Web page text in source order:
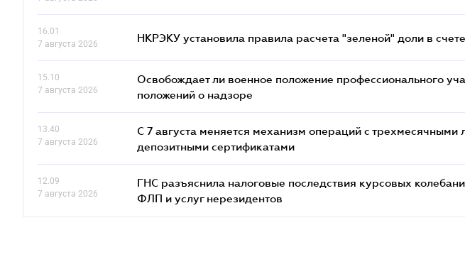
16.01
7 августа 2026
НКРЭКУ установила правила расчета "зеленой" доли в
15.10
7 августа 2026
Освобождает ли военное положение профессионального
положений о надзоре
13.40
7 августа 2026
С 7 августа меняется механизм операций с
депозитными сертификатами
12.09
7 августа 2026
ГНС разъяснила налоговые последствия курсовых
ФЛП и услуг нерезидентов